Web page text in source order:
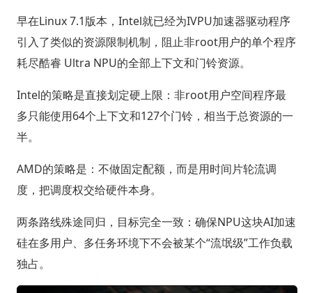
早在Linux 7.1版本，Intel就已经为IVPU加速器驱动程序
引入了类似的资源限制机制，阻止非root用户的单个程序
耗尽酷睿 Ultra NPU的全部上下文和门铃资源。
Intel的策略是直接划定硬上限：非root用户空间程序最
多只能使用64个上下文和127个门铃，相当于总资源的一
半。
AMD的策略是：不做固定配额，而是用时间片轮流调
度，把调度权交给硬件本身。
两条路线殊途同归，目标完全一致：确保NPU这块AI加速
硅在多用户、多任务环境下不会被某个“流氓级”工作负载
独占。